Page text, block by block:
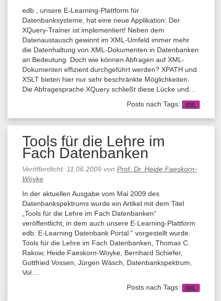
edb , unsere E-Learning-Plattform für
Datenbanksysteme, hat eine neue Applikation: Der
XQuery-Trainer ist implementiert! Neben dem
Datenaustausch gewinnt im XML-Umfeld immer mehr
die Datenhaltung von XML-Dokumenten in Datenbanken
an Bedeutung. Doch wie können Abfragen auf XML-
Dokumenten effizient durchgeführt werden? XPATH und
XSLT bieten hier nur sehr beschränkte Möglichkeiten.
Die Abfragesprache XQuery schließt diese Lücke und…
Posts nach Tags:
XML
Tools für die Lehre im
Fach Datenbanken
Veröffentlicht: 11.06.2009 von Prof. Dr. Heide Faeskorn-
Woyke
In der aktuellen Ausgabe vom Mai 2009 des
Datenbankspektrums wurde ein Artikel mit dem Titel
„Tools für die Lehre im Fach Datenbanken“
veröffentlicht, in dem auch unsere E-Learning-Plattform
edb: E-Learning Datenbank Portal “ vorgestellt wurde.
Tools für die Lehre im Fach Datenbanken, Thomas C.
Rakow, Heide Faeskorn-Woyke, Bernhard Schiefer,
Gottfried Vossen, Jürgen Wäsch, Datenbankspektrum,
Vol….
Posts nach Tags:
XML